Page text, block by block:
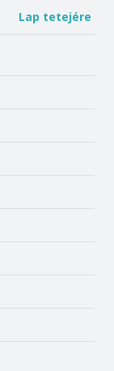
Lap tetejére